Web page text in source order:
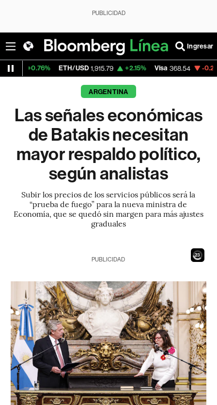
PUBLICIDAD
Ingresar
ETH/USD 1,915.79 +2.15% Visa 368.54 -0.28%
ARGENTINA
Las señales económicas
de Batakis necesitan
mayor respaldo político,
según analistas
Subir los precios de los servicios públicos será la
“prueba de fuego” para la nueva ministra de
Economía, que se quedó sin margen para más ajustes
graduales
21
PUBLICIDAD